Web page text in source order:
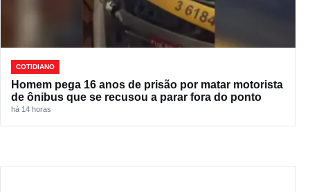
COTIDIANO
Homem pega 16 anos de prisão por matar motorista
de ônibus que se recusou a parar fora do ponto
há 14 horas